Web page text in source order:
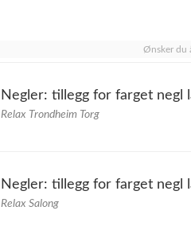
Ønsker du
Negler: tillegg for farget negl
Relax Trondheim Torg
Negler: tillegg for farget negl
Relax Salong